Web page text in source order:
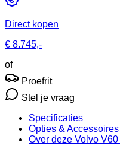
Direct kopen
€ 8.745,-
of
Proefrit
Stel je vraag
Specificaties
Opties & Accessoires
Over deze Volvo V60